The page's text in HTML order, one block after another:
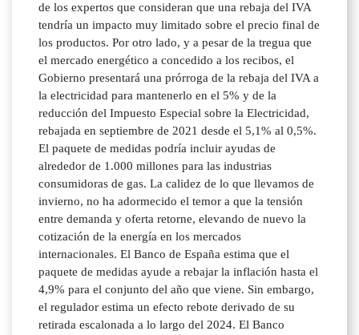
de los expertos que consideran que una rebaja del IVA
tendría un impacto muy limitado sobre el precio final de
los productos. Por otro lado, y a pesar de la tregua que
el mercado energético a concedido a los recibos, el
Gobierno presentará una prórroga de la rebaja del IVA a
la electricidad para mantenerlo en el 5% y de la
reducción del Impuesto Especial sobre la Electricidad,
rebajada en septiembre de 2021 desde el 5,1% al 0,5%.
El paquete de medidas podría incluir ayudas de
alrededor de 1.000 millones para las industrias
consumidoras de gas. La calidez de lo que llevamos de
invierno, no ha adormecido el temor a que la tensión
entre demanda y oferta retorne, elevando de nuevo la
cotización de la energía en los mercados
internacionales. El Banco de España estima que el
paquete de medidas ayude a rebajar la inflación hasta el
4,9% para el conjunto del año que viene. Sin embargo,
el regulador estima un efecto rebote derivado de su
retirada escalonada a lo largo del 2024. El Banco